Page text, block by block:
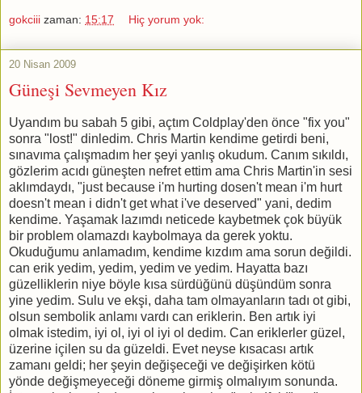
gokciii zaman: 15:17 Hiç yorum yok:
20 Nisan 2009
Güneşi Sevmeyen Kız
Uyandım bu sabah 5 gibi, açtım Coldplay'den önce "fix you"
sonra "lost!" dinledim. Chris Martin kendime getirdi beni,
sınavıma çalışmadım her şeyi yanlış okudum. Canım sıkıldı,
gözlerim acıdı güneşten nefret ettim ama Chris Martin'in sesi
aklımdaydı, "just because i'm hurting dosen't mean i'm hurt
doesn't mean i didn't get what i've deserved" yani, dedim
kendime. Yaşamak lazımdı neticede kaybetmek çok büyük
bir problem olamazdı kaybolmaya da gerek yoktu.
Okuduğumu anlamadım, kendime kızdım ama sorun değildi.
can erik yedim, yedim, yedim ve yedim. Hayatta bazı
güzelliklerin niye böyle kısa sürdüğünü düşündüm sonra
yine yedim. Sulu ve ekşi, daha tam olmayanların tadı ot gibi,
olsun sembolik anlamı vardı can eriklerin. Ben artık iyi
olmak istedim, iyi ol, iyi ol iyi ol dedim. Can eriklerler güzel,
üzerine içilen su da güzeldi. Evet neyse kısacası artık
zamanı geldi; her şeyin değişeceği ve değişirken kötü
yönde değişmeyeceği döneme girmiş olmalıyım sonunda.